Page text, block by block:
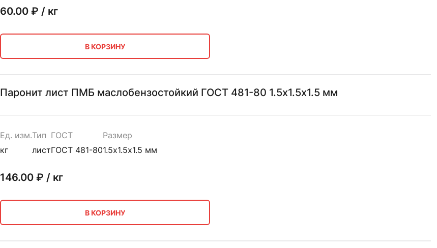
60.00₽ / кг
В КОРЗИНУ
Паронит лист ПМБ маслобензостойкий ГОСТ 481-80 1.5х1.5х1.5 мм
Ед. изм.
кг
Тип
лист
ГОСТ
ГОСТ 481-80
Размер
1.5х1.5х1.5 мм
146.00₽ / кг
В КОРЗИНУ